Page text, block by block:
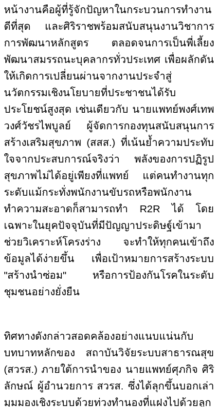
หน้างานคือผู้ที่รู้จักปัญหาในกระบวนการทำงาน
ดีที่สุด และศิริราชพร้อมสนับสนุนงานวิชาการ
การพัฒนาหลักสูตร ตลอดจนการเป็นพี่เลี้ยง
พัฒนาสมรรถนะบุคลากรทั่วประเทศ เพื่อผลักดัน
ให้เกิดการเปลี่ยนผ่านจากงานประจำสู่
นวัตกรรมเชิงนโยบายที่ประชาชนได้รับ
ประโยชน์สูงสุด เช่นเดียวกับ นายแพทย์พงศ์เทพ
วงศ์วัชรไพบูลย์ ผู้จัดการกองทุนสนับสนุนการ
สร้างเสริมสุขภาพ (สสส.) ที่เน้นย้ำความประทับ
ใจจากประสบการณ์จริงว่า พลังของการปฏิรูป
สุขภาพไม่ได้อยู่เพียงที่แพทย์ แต่คนทำงานทุก
ระดับแม้กระทั่งพนักงานขับรถหรือพนักงาน
ทำความสะอาดก็สามารถทำ R2Rได้ โดย
เฉพาะในยุคปัจจุบันที่มีปัญญาประดิษฐ์เข้ามา
ช่วยวิเคราะห์โครงร่าง จะทำให้ทุกคนเข้าถึง
ข้อมูลได้ง่ายขึ้น เพื่อเป้าหมายการสร้างระบบ
"สร้างนำซ่อม" หรือการป้องกันโรคในระดับ
ชุมชนอย่างยั่งยืน
ทิศทางดังกล่าวสอดคล้องอย่างแนบแน่นกับ
บทบาทหลักของ สถาบันวิจัยระบบสาธารณสุข
(สวรส.) ภายใต้การนำของ นายแพทย์ศุภกิจ ศิริ
ลักษณ์ ผู้อำนวยการ สวรส. ซึ่งได้ลุกขึ้นบอกเล่า
มุมมองเชิงระบบด้วยท่วงทำนองที่แฝงไปด้วยลูก